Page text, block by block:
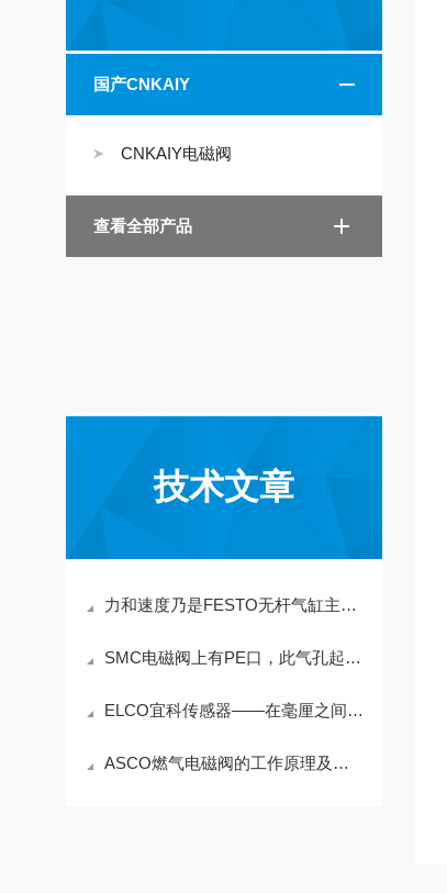
国产CNKAIY
CNKAIY电磁阀
查看全部产品
技术文章
力和速度乃是FESTO无杆气缸主要优势特点
SMC电磁阀上有PE口，此气孔起到什么作用？
ELCO宜科传感器——在毫厘之间为自动化“感知边界“
ASCO燃气电磁阀的工作原理及安装方式